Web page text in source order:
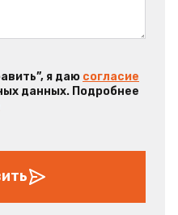
я даю согласие
данных. Подробнее